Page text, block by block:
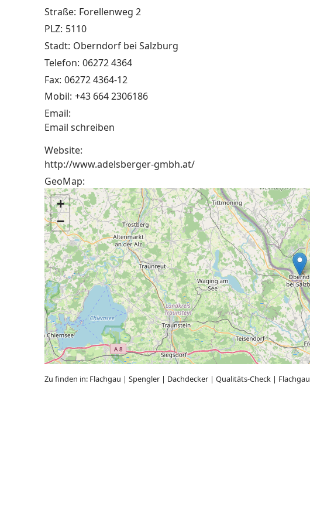
Straße: Forellenweg 2
PLZ: 5110
Stadt: Oberndorf bei Salzburg
Telefon: 06272 4364
Fax: 06272 4364-12
Mobil: +43 664 2306186
Email:
Email schreiben
Website:
http://www.adelsberger-gmbh.at/
GeoMap:
+
−
Zu finden in: Flachgau | Spengler | Dachdecker | Qualitäts-Check | Flachgau